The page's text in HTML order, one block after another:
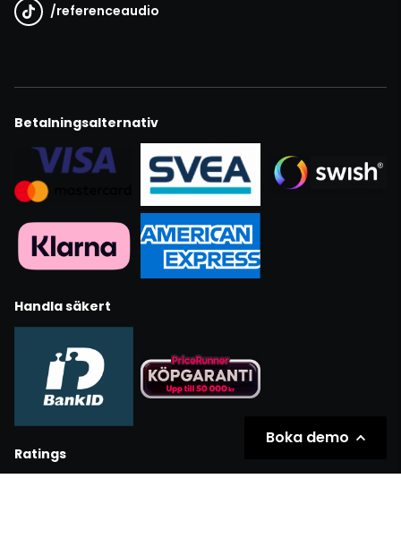
/referenceaudio
Betalningsalternativ
Handla säkert
Ratings
Boka demo